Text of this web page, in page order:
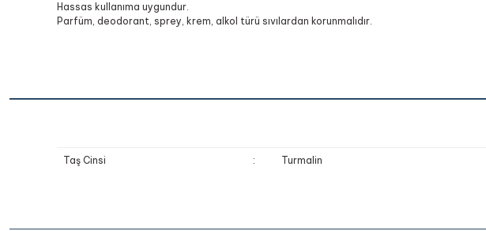
Hassas kullanıma uygundur.
Parfüm, deodorant, sprey, krem, alkol türü sıvılardan korunmalıdır.
Taş Cinsi : Turmalin